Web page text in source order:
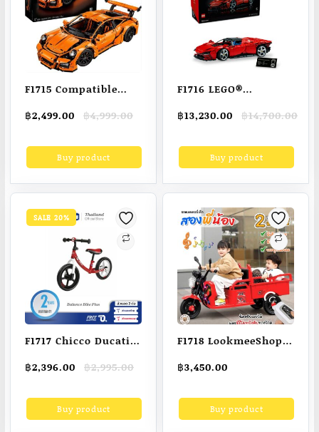
F1715 Compatible
Porsche 911 GT3
/2074ชิ้น ส่ง
ภายใน24ชม
฿4,999.00
Original
was:
฿4,999.00.
฿2,499.00
Current
is:
฿2,499.00.Buy product
F1716 LEGO®
Ferrari Daytona SP3
Building Kit (3,778
Pieces)
฿14,700.00
Original
was:
฿14,700.00.
฿13,230.00
Current
is:
฿13,230.00.Buy product
SALE 20%
F1717 Chicco Ducati
จักรยาน
เหมาะสำหรับเด็ก 2-5
฿2,995.00
Original
was:
฿2,995.00.
฿2,396.00
Current
is:
฿2,396.00.Buy product
F1718 LookmeeShop
ใหญ่มาก นั่งได้สองคน
สามารถบังคับระยะไกล
฿3,450.00
Buy product